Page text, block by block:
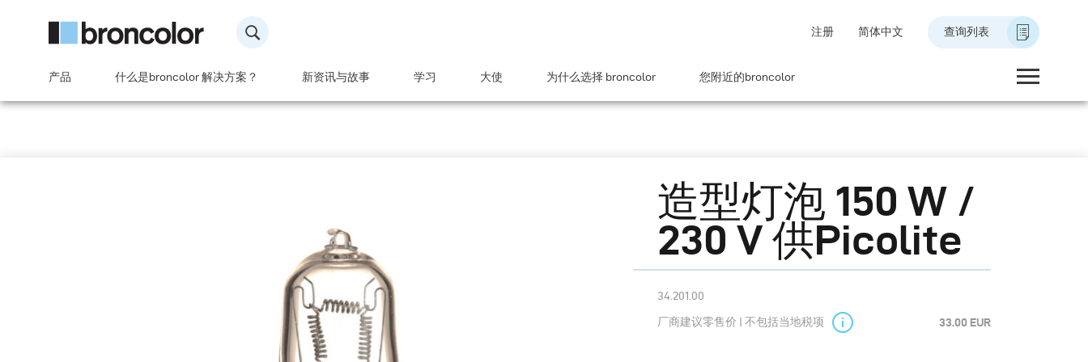
注册 简体中文 查询列表
产品 什么是broncolor 解决方案？ 新资讯与故事 学习 大使 为什么选择 broncolor 您附近的broncolor
造型灯泡 150 W /
230 V 供Picolite
34.201.00
厂商建议零售价 | 不包括当地税项 33.00 EUR